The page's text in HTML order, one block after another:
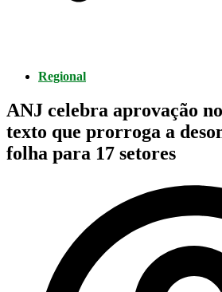
Regional
ANJ celebra aprovação
texto que prorroga a
folha para 17 setores